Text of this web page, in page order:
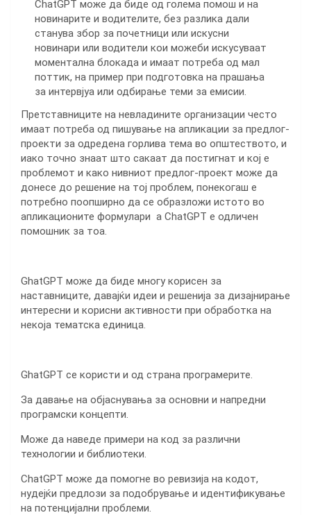
ChatGPT може да биде од голема помош и на
новинарите и водителите, без разлика дали
станува збор за почетници или искусни
новинари или водители кои можеби искусуваат
моментална блокада и имаат потреба од мал
поттик, на пример при подготовка на прашања
за интервјуа или одбирање теми за емисии.
Претставниците на невладините организации често
имаат потреба од пишување на апликации за предлог-
проекти за одредена горлива тема во општеството, и
иако точно знаат што сакаат да постигнат и кој е
проблемот и како нивниот предлог-проект може да
донесе до решение на тој проблем, понекогаш е
потребно поопширно да се образложи истото во
апликационите формулари а ChatGPT е одличен
помошник за тоа.
GhatGPT може да биде многу корисен за
наставниците, давајќи идеи и решенија за дизајнирање
интересни и корисни активности при обработка на
некоја тематска единица.
GhatGPT се користи и од страна програмерите.
За давање на објаснувања за основни и напредни
програмски концепти.
Може да наведе примери на код за различни
технологии и библиотеки.
ChatGPT може да помогне во ревизија на кодот,
нудејќи предлози за подобрување и идентификување
на потенцијални проблеми.